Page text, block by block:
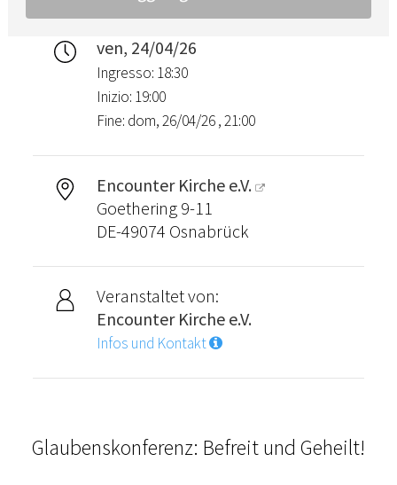
ven, 24/04/26
Ingresso: 18:30
Inizio: 19:00
Fine: dom, 26/04/26 , 21:00
Encounter Kirche e.V.
Goethering 9-11
DE-49074 Osnabrück
Veranstaltet von:
Encounter Kirche e.V.
Infos und Kontakt
Glaubenskonferenz: Befreit und Geheilt!